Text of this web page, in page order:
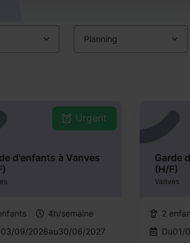
Planning
d'enfants à Vanves
Urgent
4h/semaine
09/2026au30/06/2027
Garde
(H/F)
Vanves
2
Du01/